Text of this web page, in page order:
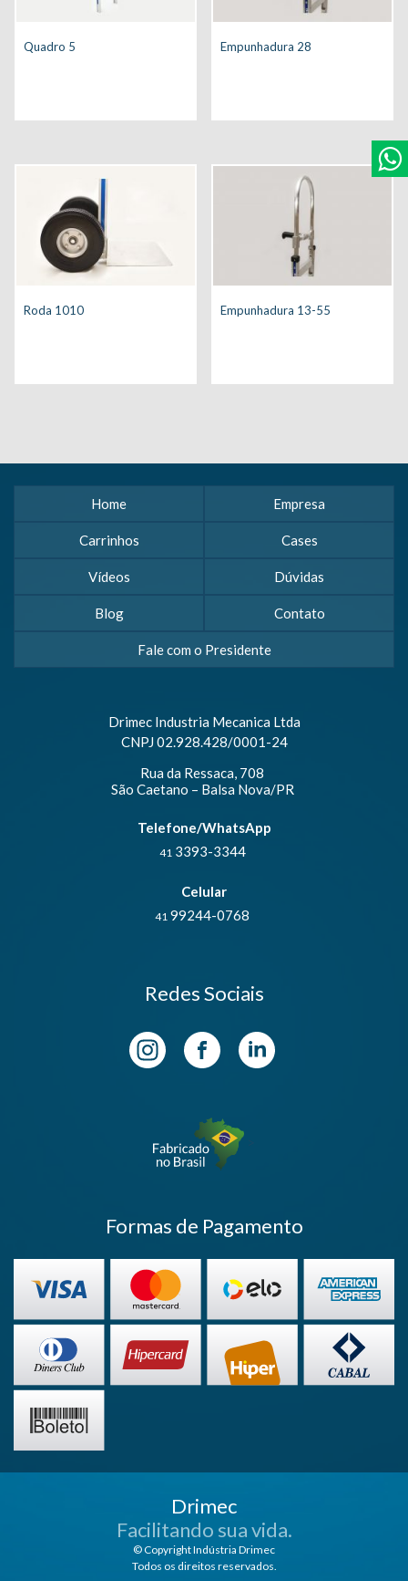
Quadro 5 Empunhadura 28
Roda 1010 Empunhadura 13-55
Home Empresa
Carrinhos Cases
Vídeos Dúvidas
Blog Contato
Fale com o Presidente
Drimec Industria Mecanica Ltda
CNPJ 02.928.428/0001-24
Rua da Ressaca, 708
São Caetano – Balsa Nova/PR
Telefone/WhatsApp
41 3393-3344
Celular
41 99244-0768
Redes Sociais
Formas de Pagamento
Drimec
Facilitando sua vida.
© Copyright Indústria Drimec
Todos os direitos reservados.